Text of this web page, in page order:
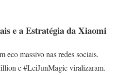
e a Estratégia da Xiaomi
eco massivo nas redes sociais.
e #LeiJunMagic viralizaram.